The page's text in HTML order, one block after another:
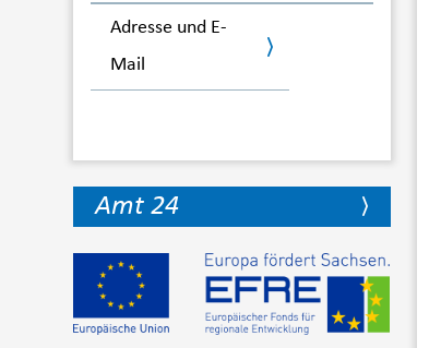
Adresse und E-
Mail
Amt 24